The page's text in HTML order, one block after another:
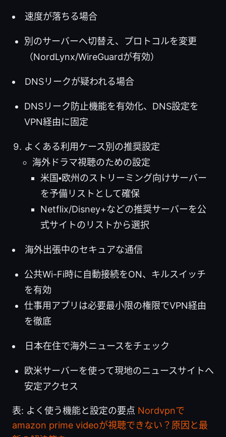
速度が落ちる場合
別のサーバーへ切替え、プロトコルを変更
（NordLynx/WireGuardが有効）
DNSリークが疑われる場合
DNSリーク防止機能を有効化、DNS設定を
VPN経由に固定
よくある利用ケース別の推奨設定
海外ドラマ視聴のための設定
米国・欧州のストリーミング向けサーバー
を予備リストとして確保
Netflix/Disney+などの推奨サーバーを公
式サイトのリストから選択
海外出張中のセキュアな通信
公共Wi-Fi時に自動接続をON、キルスイッチ
を有効
仕事用アプリは必要最小限の権限でVPN経由
を徹底
日本在住で海外ニュースをチェック
欧米サーバーを使って現地のニュースサイトへ
安定アクセス
表: よく使う機能と設定の要点 Nordvpnで
amazon prime videoが視聴できない？原因と最